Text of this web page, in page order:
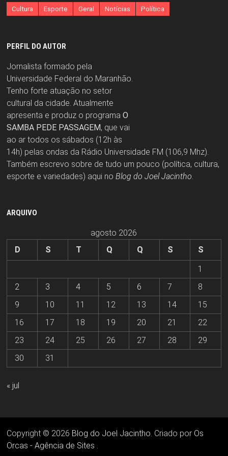
Cultura Esporte Geral Notícias Política
PERFIL DO AUTOR
Jornalista formado pela
Universidade Federal do Maranhão.
Tenho forte atuação no setor
cultural da cidade. Atualmente
apresenta e produz o programa O
SAMBA PEDE PASSAGEM, que vai
ao ar todos os sábados (12h às
14h) pelas ondas da Rádio Universidade FM (106,9 Mhz).
Também escrevo sobre de tudo um pouco (política, cultura,
esporte e variedades) aqui no Blog do Joel Jacintho.
ARQUIVO
agosto 2026
D
S T Q Q S
S
1
2
3 4 5 6 7
8
9
10 11 12 13 14
15
16
17 18 19 20 21
22
23
24 25 26 27 28
29
30
31
« jul
Copyright © 2026 Blog do Joel Jacintho. Criado por Os
Orcas - Agência de Sites .